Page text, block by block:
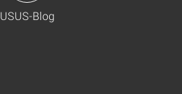
USUS-Blog